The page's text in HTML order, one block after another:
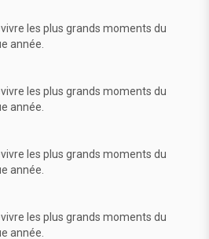
les plus grands moments du
année.
les plus grands moments du
année.
les plus grands moments du
année.
les plus grands moments du
année.